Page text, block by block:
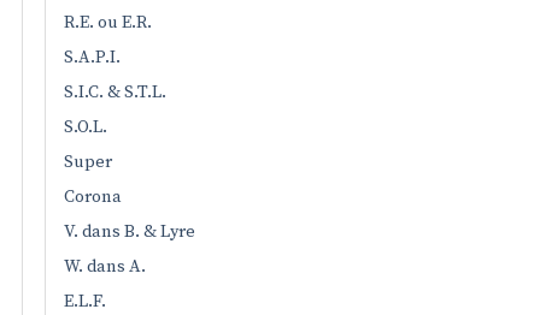
R.E. ou E.R.
S.A.P.I.
S.I.C. & S.T.L.
S.O.L.
Super
Corona
V. dans B. & Lyre
W. dans A.
E.L.F.